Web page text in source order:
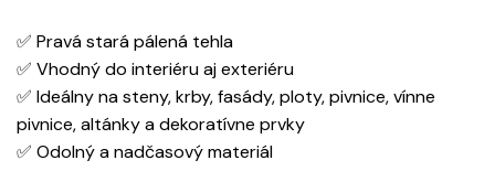
✅ Pravá stará pálená tehla
✅ Vhodný do interiéru aj exteriéru
✅ Ideálny na steny, krby, fasády, ploty, pivnice, vínne
pivnice, altánky a dekoratívne prvky
✅ Odolný a nadčasový materiál